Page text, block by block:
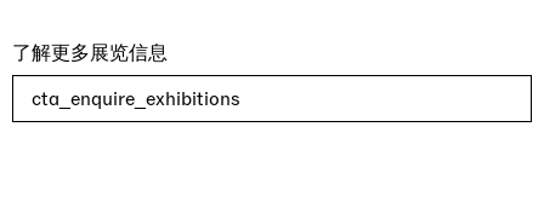
了解更多展览信息
cta_enquire_exhibitions